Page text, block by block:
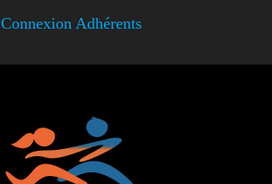
Connexion Adhérents